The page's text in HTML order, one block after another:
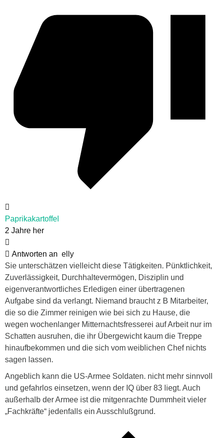
Paprikakartoffel
2 Jahre her
Antworten an elly
Sie unterschätzen vielleicht diese Tätigkeiten. Pünktlichkeit,
Zuverlässigkeit, Durchhaltevermögen, Disziplin und
eigenverantwortliches Erledigen einer übertragenen
Aufgabe sind da verlangt. Niemand braucht z B Mitarbeiter,
die so die Zimmer reinigen wie bei sich zu Hause, die
wegen wochenlanger Mitternachtsfresserei auf Arbeit nur im
Schatten ausruhen, die ihr Übergewicht kaum die Treppe
hinaufbekommen und die sich vom weiblichen Chef nichts
sagen lassen.
Angeblich kann die US-Armee Soldaten. nicht mehr sinnvoll
und gefahrlos einsetzen, wenn der IQ über 83 liegt. Auch
außerhalb der Armee ist die mitgenrachte Dummheit vieler
„Fachkräfte“ jedenfalls ein Ausschlußgrund.